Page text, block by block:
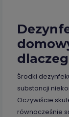
Środki
substancji
Oczywiście
równocześnie